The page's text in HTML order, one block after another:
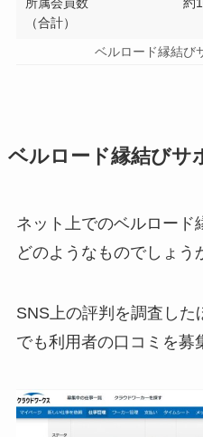
所属会員数
（合計）
約
ベルロード縁結び
ベルロード縁結びサ
ネット上でのベルロード
どのようなものでしょう
SNS上の評判を調査した
でも利用者の口コミを募